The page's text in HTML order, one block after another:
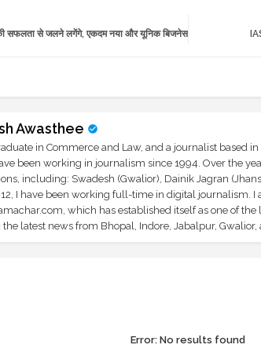
सफलता से जलने लगेंगे, एकदम नया और यूनिक बिजनेस
Awasthee
in Commerce and Law, and a journalist based
been working in journalism since 1994. Over the
including: Swadesh (Gwalior), Dainik Jagran
I have been working full-time in digital journalism.
which has established itself as one of
latest news from Bhopal, Indore, Jabalpur, Gwalior,
Error:No results found